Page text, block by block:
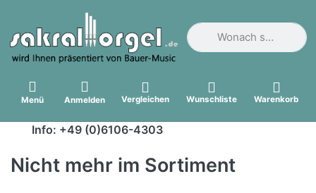
Geben Sie einen
Menü Anmelden Vergleichen Wunschliste Warenkorb
Info: +49 (0)6106-4303
Nicht mehr im Sortiment